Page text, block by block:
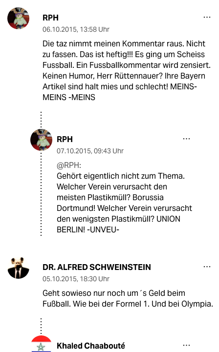
RPH
06.10.2015, 13:58 Uhr
Die taz nimmt meinen Kommentar raus. Nicht
zu fassen. Das ist heftig!!! Es ging um Scheiss
Fussball. Ein Fussballkommentar wird zensiert.
Keinen Humor, Herr Rüttennauer? Ihre Bayern
Artikel sind halt mies und schlecht! MEINS-
MEINS -MEINS
RPH
07.10.2015, 09:43 Uhr
@RPH:
Gehört eigentlich nicht zum Thema.
Welcher Verein verursacht den
meisten Plastikmüll? Borussia
Dortmund! Welcher Verein verursacht
den wenigsten Plastikmüll? UNION
BERLIN! -UNVEU-
DR. ALFRED SCHWEINSTEIN
05.10.2015, 18:30 Uhr
Geht sowieso nur noch um´s Geld beim
Fußball. Wie bei der Formel 1. Und bei Olympia.
Khaled Chaabouté